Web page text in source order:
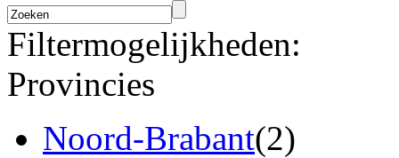
Filtermogelijkheden:
Provincies
Noord-Brabant(2)